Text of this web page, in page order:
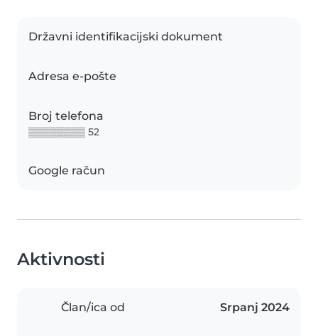
Državni identifikacijski dokument
Adresa e-pošte
Broj telefona
▒▒▒▒▒▒▒▒ 52
Google račun
Aktivnosti
Član/ica od Srpanj 2024